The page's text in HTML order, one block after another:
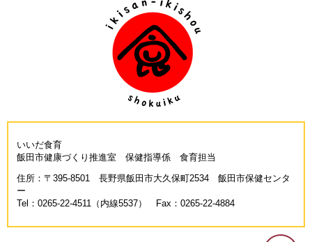
いいだ食育
飯田市健康づくり推進室 保健指導係 食育担当
住所：〒395-8501 長野県飯田市大久保町2534 飯田市保健センタ
ー
Tel：0265-22-4511（内線5537） Fax：0265-22-4884